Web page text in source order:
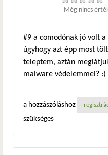
Még nincs
#9 a comodónak jó volt
úgyhogy azt épp most
teleptem, aztán
malware védelemmel? :)
a hozzászóláshoz
szükséges